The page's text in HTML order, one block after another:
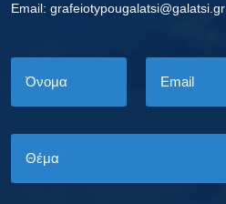
Εmail: grafeiotypougalatsi@galatsi.gr